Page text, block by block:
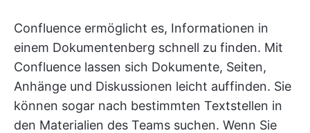
Confluence ermöglicht es, Informationen in
einem Dokumentenberg schnell zu finden. Mit
Confluence lassen sich Dokumente, Seiten,
Anhänge und Diskussionen leicht auffinden. Sie
können sogar nach bestimmten Textstellen in
den Materialien des Teams suchen. Wenn Sie